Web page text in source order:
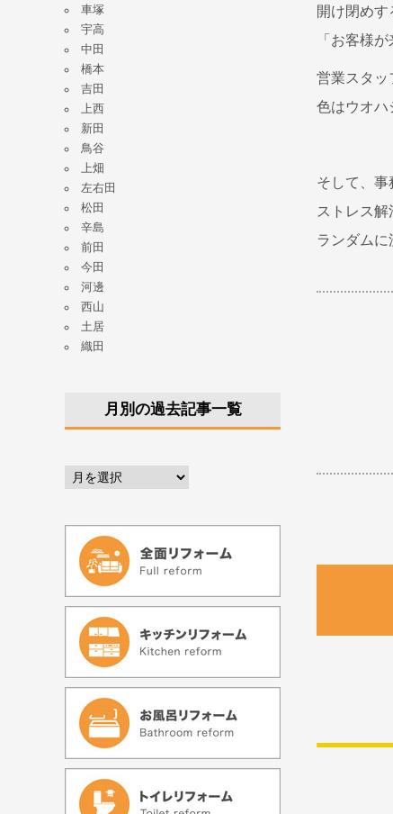
開け閉め
「お客様
営業スタッ
色はウオハ
そして、
ストレス
ランダム
車塚
宇高
中田
橋本
吉田
上西
新田
鳥谷
上畑
左右田
松田
辛島
前田
今田
河邊
西山
土居
織田
月別の過去記事一覧